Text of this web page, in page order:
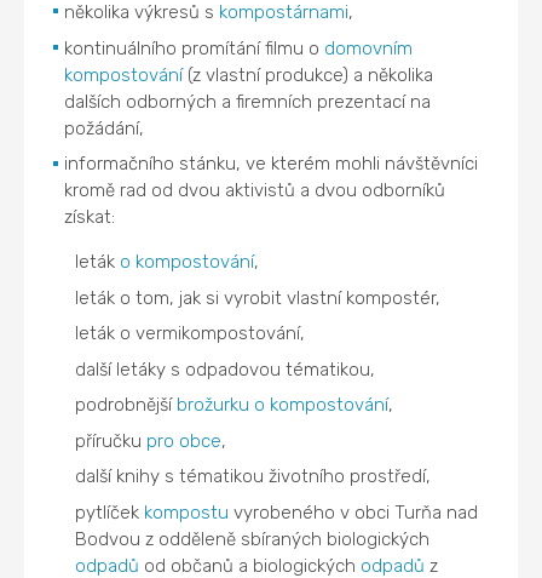
několika výkresů s kompostárnami,
kontinuálního promítání filmu o domovním
kompostování(z vlastní produkce) a několika
dalších odborných a firemních prezentací na
požádání,
informačního stánku, ve kterém mohli návštěvníci
kromě rad od dvou aktivistů a dvou odborníků
získat:
leták o kompostování,
leták o tom, jak si vyrobit vlastní kompostér,
leták o vermikompostování,
další letáky s odpadovou tématikou,
podrobnější brožurku o kompostování,
příručku pro obce,
další knihy s tématikou životního prostředí,
pytlíček kompostu vyrobeného v obci Turňa nad
Bodvou z odděleně sbíraných biologických
odpadů od občanů a biologických odpadů z